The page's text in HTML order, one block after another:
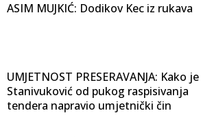
ASIM MUJKIĆ: Dodikov Kec iz rukava
UMJETNOST PRESERAVANJA: Kako je
Stanivuković od pukog raspisivanja
tendera napravio umjetnički čin